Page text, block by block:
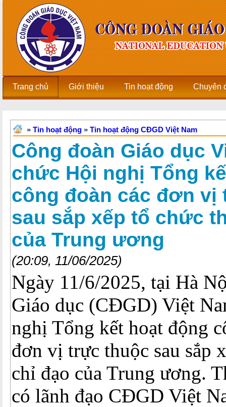
Trang chủ Giới thiệu Tin hoạt động Chuyên
» Tin hoạt động » Tin hoạt động CĐGD Việt Nam
Công đoàn Giáo dục
chức Hội nghị Tổng
công đoàn các đơn vị
sau sắp xếp tổ chức
của Trung ương
(20:09, 11/06/2025)
Ngày 11/6/2025, tại Hà
Giáo dục (CĐGD) Việt
nghị Tổng kết hoạt động
đơn vị trực thuộc sau sắp
chỉ đạo của Trung ương.
có lãnh đạo CĐGD Việt